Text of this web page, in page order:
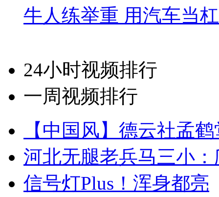
牛人练举重 用汽车当
24小时视频排行
一周视频排行
【中国风】德云社孟
河北无腿老兵马三小
信号灯Plus！浑身都亮